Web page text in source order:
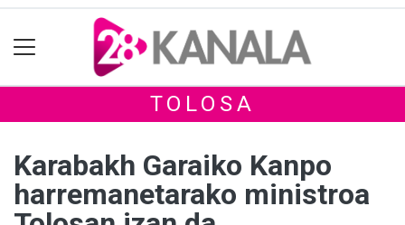
TOLOSA
Karabakh Garaiko Kanpo
harremanetarako ministroa